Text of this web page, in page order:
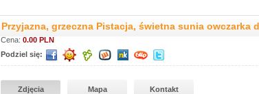
Przyjazna, grzeczna Pistacja, świetna sunia owczarka
Cena: 0.00 PLN
Podziel się:
Zdjęcia Mapa Kontakt